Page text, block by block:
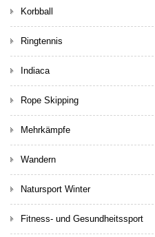
Korbball
Ringtennis
Indiaca
Rope Skipping
Mehrkämpfe
Wandern
Natursport Winter
Fitness- und Gesundheitssport